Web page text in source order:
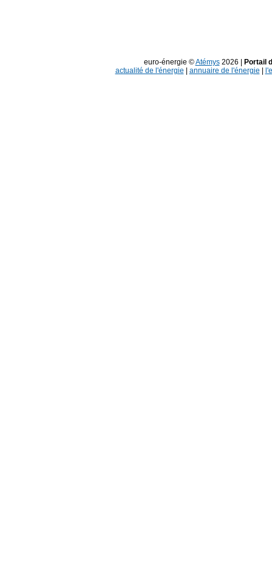
euro-énergie ©Atémys2026 |
Portail
actualité de l'énergie
annuaire de l'énergie